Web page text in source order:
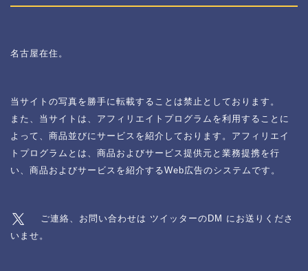
名古屋在住。
当サイトの写真を勝手に転載することは禁止としております。
また、当サイトは、アフィリエイトプログラムを利用することに
よって、商品並びにサービスを紹介しております。アフィリエイ
トプログラムとは、商品およびサービス提供元と業務提携を行
い、商品およびサービスを紹介するWeb広告のシステムです。
ご連絡、お問い合わせは ツイッターのDM にお送りくださ
いませ。